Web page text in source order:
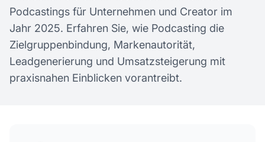
Podcastings für Unternehmen und Creator im
Jahr 2025. Erfahren Sie, wie Podcasting die
Zielgruppenbindung, Markenautorität,
Leadgenerierung und Umsatzsteigerung mit
praxisnahen Einblicken vorantreibt.